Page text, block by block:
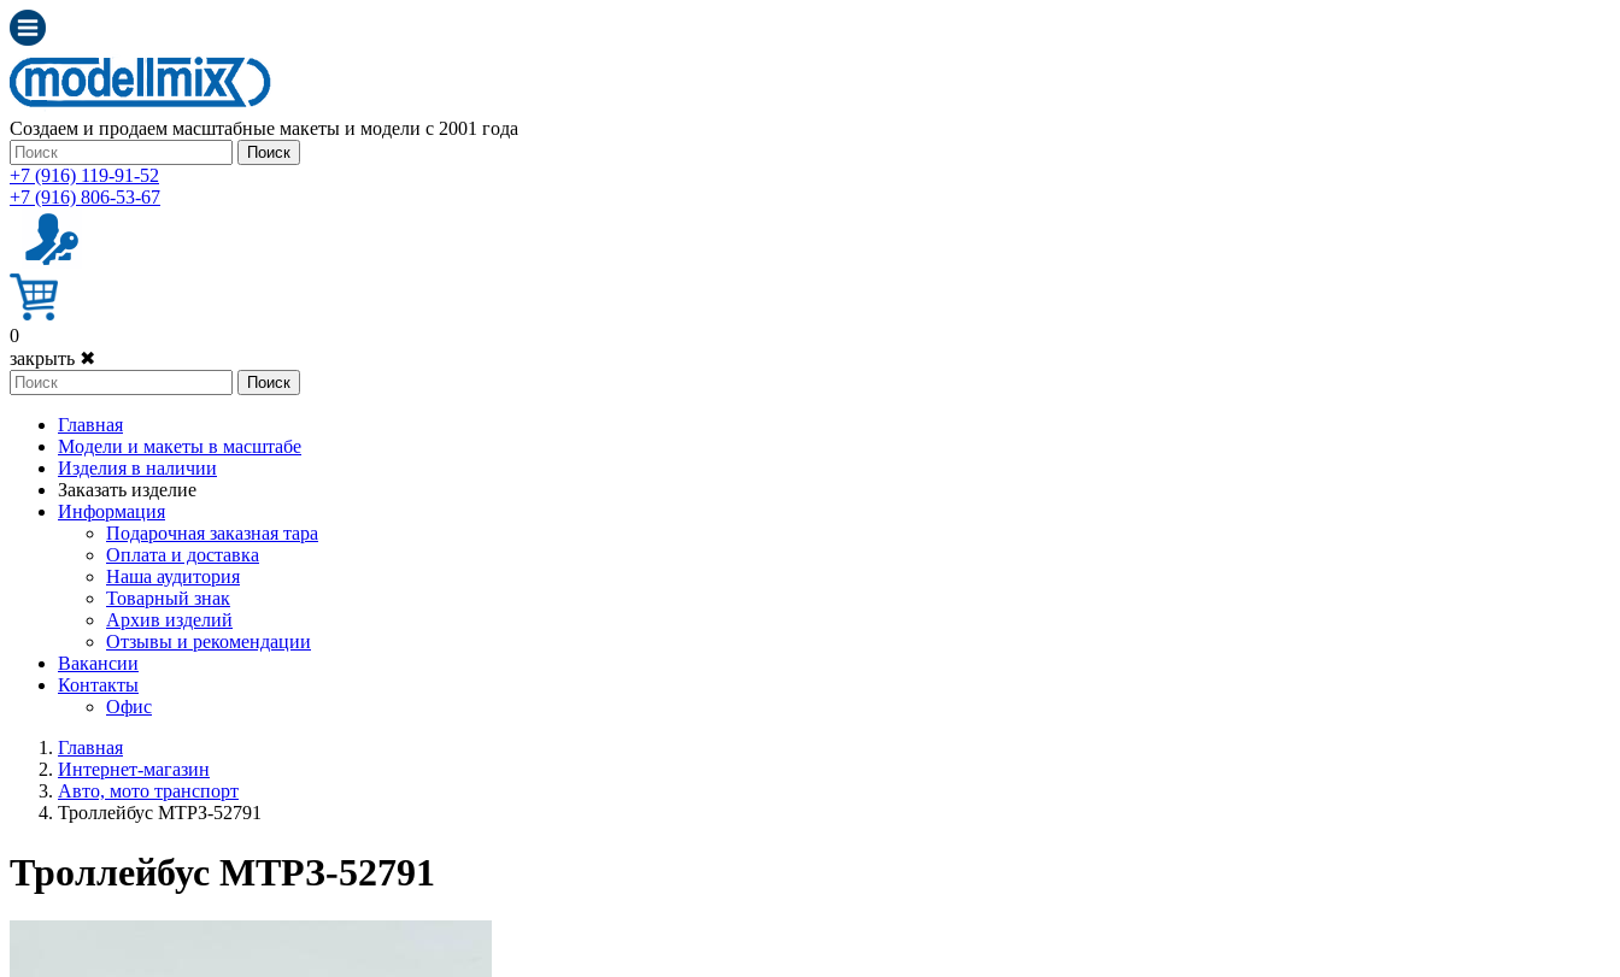
Создаем и продаем масштабные макеты и модели с 2001 года
Поиск
+7 (916) 119-91-52
+7 (916) 806-53-67
0
закрыть ✖
Поиск
Главная
Модели и макеты в масштабе
Изделия в наличии
Заказать изделие
Информация
Подарочная заказная тара
Оплата и доставка
Наша аудитория
Товарный знак
Архив изделий
Отзывы и рекомендации
Вакансии
Контакты
Офис
Главная
Интернет-магазин
Авто, мото транспорт
Троллейбус МТРЗ-52791
Троллейбус МТРЗ-52791